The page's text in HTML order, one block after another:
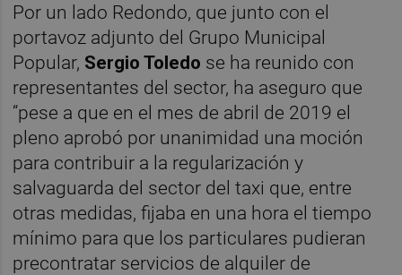
Por un lado Redondo, que junto con el
portavoz adjunto del Grupo Municipal
Popular, Sergio Toledo se ha reunido con
representantes del sector, ha aseguro que
“pese a que en el mes de abril de 2019 el
pleno aprobó por unanimidad una moción
para contribuir a la regularización y
salvaguarda del sector del taxi que, entre
otras medidas, fijaba en una hora el tiempo
mínimo para que los particulares pudieran
precontratar servicios de alquiler de